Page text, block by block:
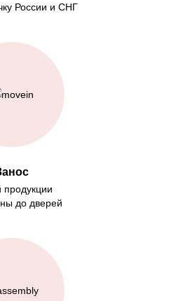
России и СНГ
продукции
до дверей